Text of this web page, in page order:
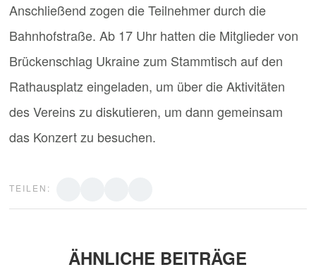
Anschließend zogen die Teilnehmer durch die
Bahnhofstraße. Ab 17 Uhr hatten die Mitglieder von
Brückenschlag Ukraine zum Stammtisch auf den
Rathausplatz eingeladen, um über die Aktivitäten
des Vereins zu diskutieren, um dann gemeinsam
das Konzert zu besuchen.
TEILEN:
ÄHNLICHE BEITRÄGE